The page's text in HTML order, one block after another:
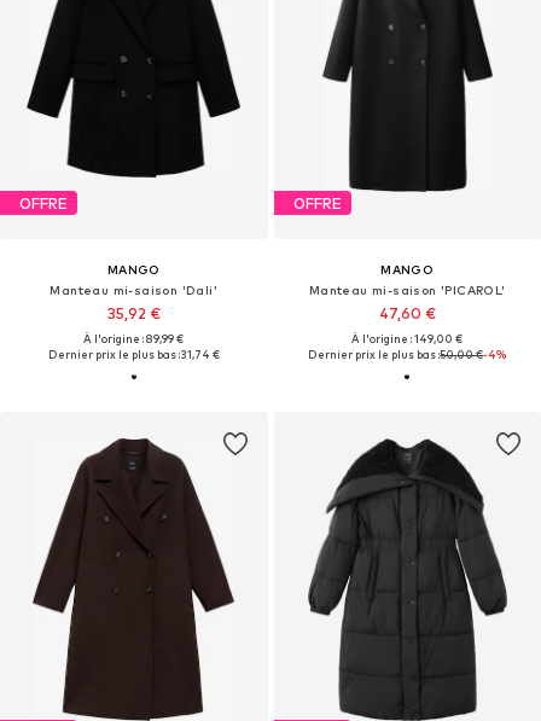
OFFRE
MANGO
Manteau mi-saison 'Dali'
35,92 €
À l'origine : 89,99 €
Dernier prix le plus bas :31,74 €
OFFRE
MANGO
Manteau mi-saison 'PICAROL'
47,60 €
À l'origine : 149,00 €
Dernier prix le plus bas :50,00 €-4%